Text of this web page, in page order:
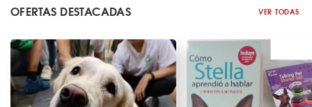
OFERTAS DESTACADAS VER TODAS